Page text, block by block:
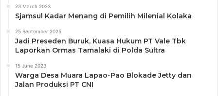
23 March 2023
Sjamsul Kadar Menang di Pemilih Milenial Kolaka
25 September 2025
Jadi Preseden Buruk, Kuasa Hukum PT Vale Tbk
Laporkan Ormas Tamalaki di Polda Sultra
15 June 2023
Warga Desa Muara Lapao-Pao Blokade Jetty dan
Jalan Produksi PT CNI